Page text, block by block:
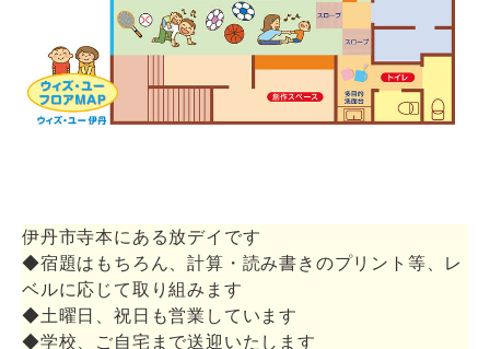
伊丹市寺本にある放デイです
◆宿題はもちろん、計算・読み書きのプリント等、レ
ベルに応じて取り組みます
◆土曜日、祝日も営業しています
◆学校、ご自宅まで送迎いたします